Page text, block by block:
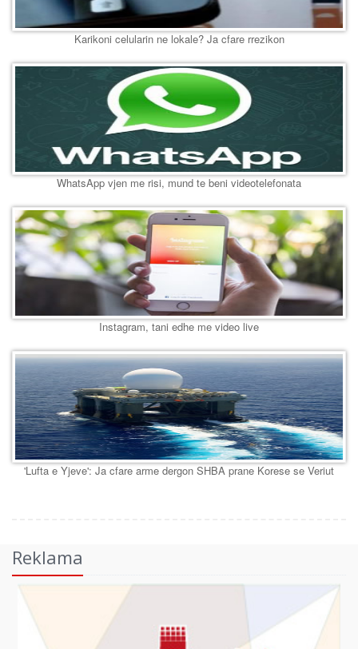
Karikoni celularin ne lokale? Ja cfare rrezikon
WhatsApp vjen me risi, mund te beni videotelefonata
Instagram, tani edhe me video live
'Lufta e Yjeve': Ja cfare arme dergon SHBA prane Korese se Veriut
Reklama